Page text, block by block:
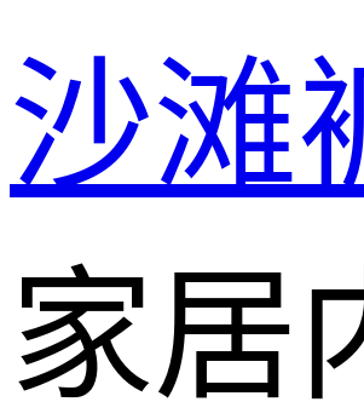
沙滩
家居